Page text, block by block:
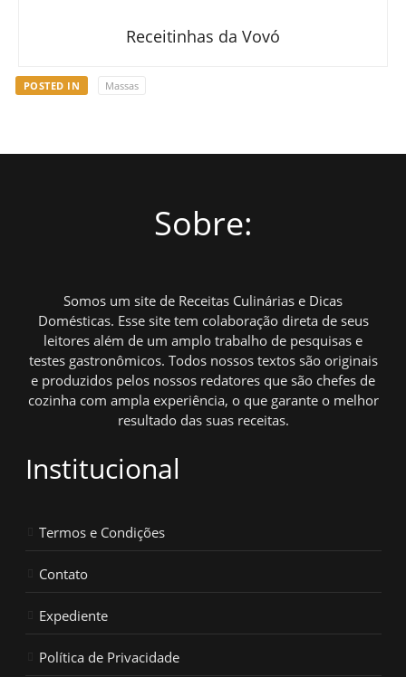
Receitinhas da Vovó
POSTED IN Massas
Sobre:
Somos um site de Receitas Culinárias e Dicas
Domésticas. Esse site tem colaboração direta de seus
leitores além de um amplo trabalho de pesquisas e
testes gastronômicos. Todos nossos textos são originais
e produzidos pelos nossos redatores que são chefes de
cozinha com ampla experiência, o que garante o melhor
resultado das suas receitas.
Institucional
Termos e Condições
Contato
Expediente
Política de Privacidade